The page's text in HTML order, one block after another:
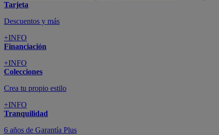
Tarjeta
Descuentos y más
+INFO
Financiación
+INFO
Colecciones
Crea tu propio estilo
+INFO
Tranquilidad
6 años de Garantía Plus